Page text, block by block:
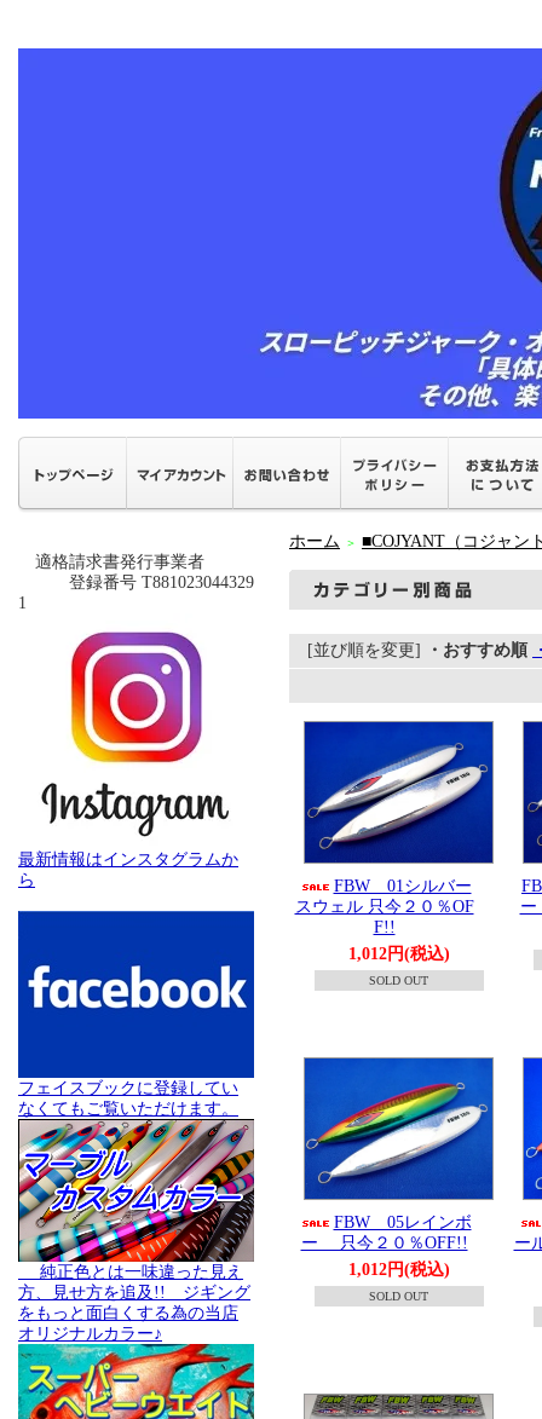
適格請求書発行事業者
登録番号 T881023044329
1
最新情報はインスタグラムか
ら
フェイスブックに登録してい
なくてもご覧いただけます。
純正色とは一味違った見え
方、見せ方を追及!! ジギング
をもっと面白くする為の当店
オリジナルカラー♪
ホーム ＞ ■COJYANT（コジャン
[並び順を変更] ・おすすめ順
FBW 01シルバー
スウェル 只今２０％OF
F!!
1,012円(税込)
SOLD OUT
FBW 05レインボ
ー 只今２０％OFF!!
1,012円(税込)
SOLD OUT
ー